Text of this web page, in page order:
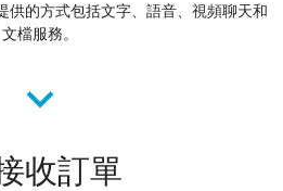
供的方式包括文字、語音、視頻聊天和
文檔服務。
收訂單